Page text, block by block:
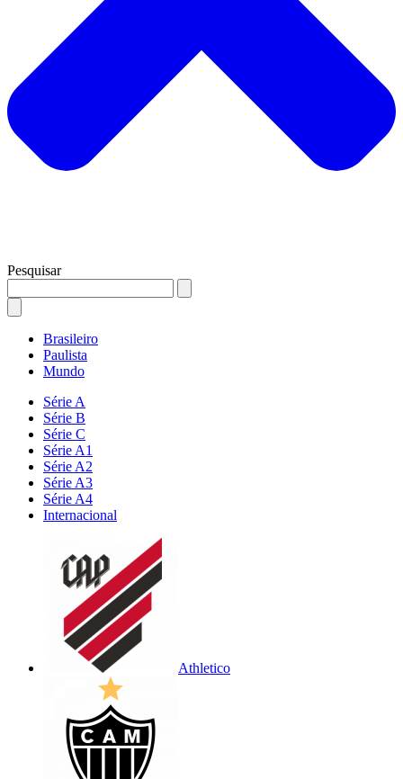
Pesquisar
Brasileiro
Paulista
Mundo
Série A
Série B
Série C
Série A1
Série A2
Série A3
Série A4
Internacional
Athletico